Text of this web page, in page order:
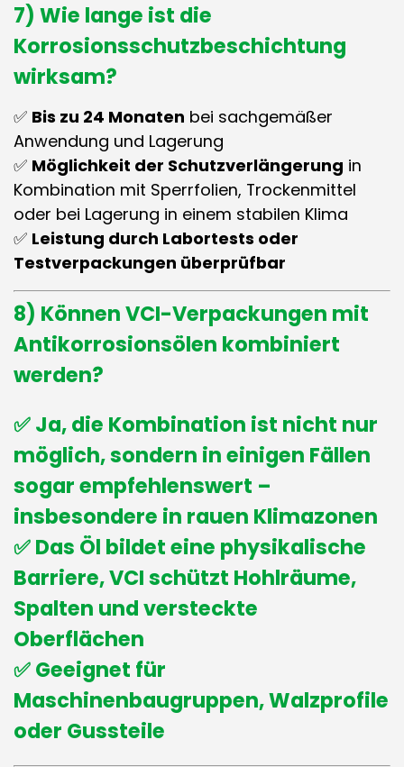
7) Wie lange ist die
Korrosionsschutzbeschichtung
wirksam?
✅ Bis zu 24 Monaten bei sachgemäßer
Anwendung und Lagerung
✅ Möglichkeit der Schutzverlängerung in
Kombination mit Sperrfolien, Trockenmittel
oder bei Lagerung in einem stabilen Klima
✅ Leistung durch Labortests oder
Testverpackungen überprüfbar
8) Können VCI-Verpackungen mit
Antikorrosionsölen kombiniert
werden?
✅ Ja, die Kombination ist nicht nur
möglich, sondern in einigen Fällen
sogar empfehlenswert –
insbesondere in rauen Klimazonen
✅ Das Öl bildet eine physikalische
Barriere, VCI schützt Hohlräume,
Spalten und versteckte
Oberflächen
✅ Geeignet für
Maschinenbaugruppen, Walzprofile
oder Gussteile